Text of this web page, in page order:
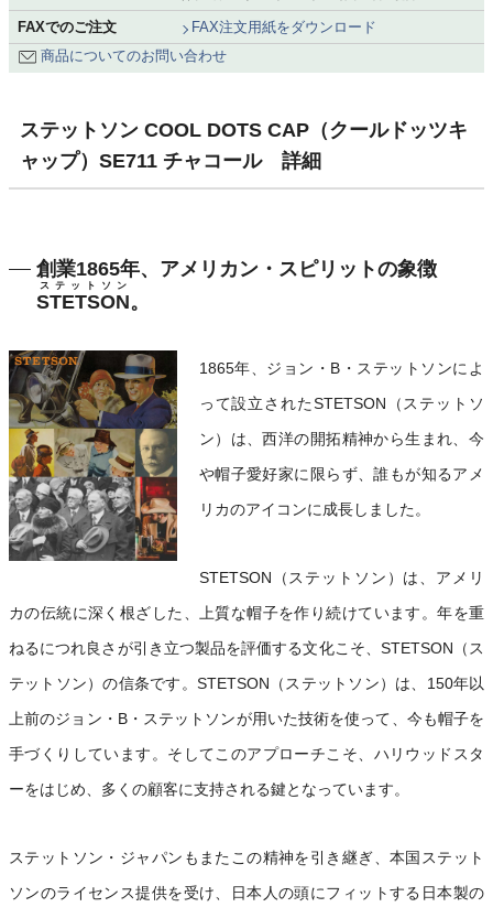
FAXでのご注文
FAX注文用紙をダウンロード
商品についてのお問い合わせ
ステットソン COOL DOTS CAP（クールドッツキ
ャップ）SE711 チャコール 詳細
創業1865年、アメリカン・スピリットの象徴
STETSON
ステットソン
。
1865年、ジョン・B・ステットソンによ
って設立されたSTETSON（ステットソ
ン）は、西洋の開拓精神から生まれ、今
や帽子愛好家に限らず、誰もが知るアメ
リカのアイコンに成長しました。
STETSON（ステットソン）は、アメリ
カの伝統に深く根ざした、上質な帽子を作り続けています。年を重
ねるにつれ良さが引き立つ製品を評価する文化こそ、STETSON（ス
テットソン）の信条です。STETSON（ステットソン）は、150年以
上前のジョン・B・ステットソンが用いた技術を使って、今も帽子を
手づくりしています。そしてこのアプローチこそ、ハリウッドスタ
ーをはじめ、多くの顧客に支持される鍵となっています。
ステットソン・ジャパンもまたこの精神を引き継ぎ、本国ステット
ソンのライセンス提供を受け、日本人の頭にフィットする日本製の